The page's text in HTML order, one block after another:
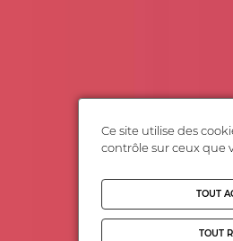
Ce site utilise des
contrôle sur ceux que
TOUT
TOUT